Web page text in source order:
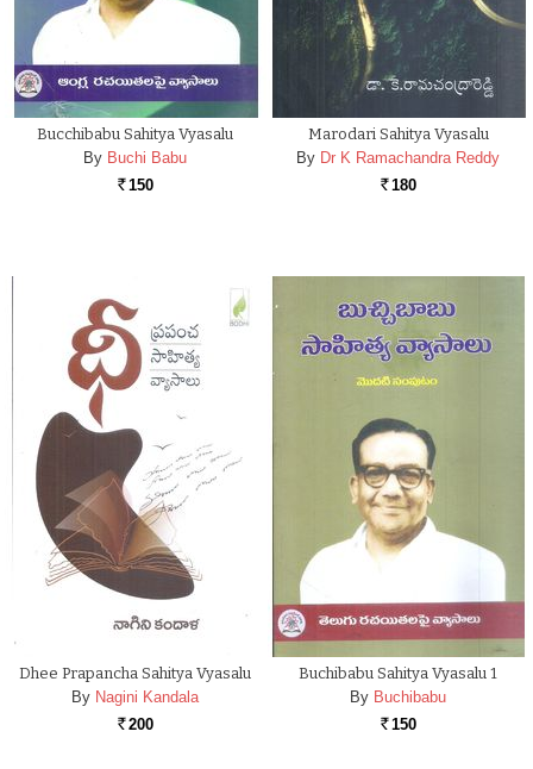
Bucchibabu Sahitya Vyasalu
By Buchi Babu
Rs. 150
Marodari Sahitya Vyasalu
By Dr K Ramachandra Reddy
Rs. 180
Dhee Prapancha Sahitya Vyasalu
By Nagini Kandala
Rs. 200
Buchibabu Sahitya Vyasalu 1
By Buchibabu
Rs. 150